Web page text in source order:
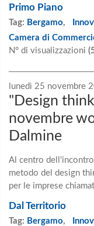
Primo Piano
Tag: Bergamo,
Camera di
N° di visualizzazioni
lunedì 25 novembre
"Design
novembre
Dalmine
Al centro
metodo del design
per le imprese
Dal Territorio
Tag: Bergamo,